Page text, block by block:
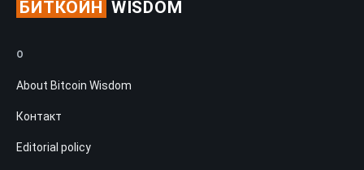
БИТКОЙН WISDOM
О
About Bitcoin Wisdom
Контакт
Editorial policy